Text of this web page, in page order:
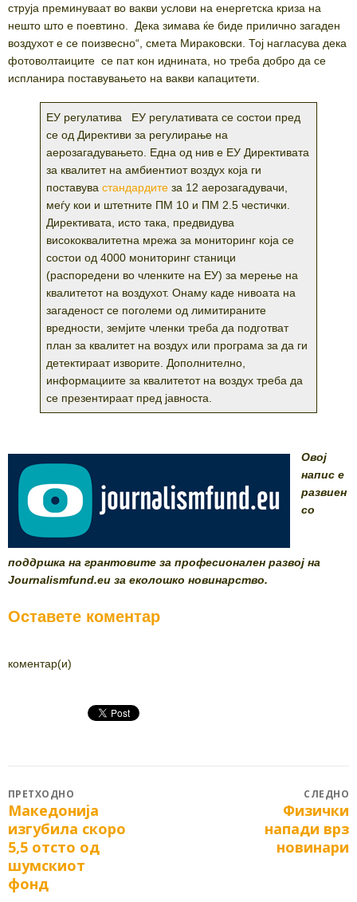
струја преминуваат во вакви услови на енергетска криза на
нешто што е поевтино. Дека зимава ќе биде прилично загаден
воздухот е се поизвесно“, смета Мираковски. Тој нагласува дека
фотоволтаиците се пат кон иднината, но треба добро да се
испланира поставувањето на вакви капацитети.
ЕУ регулатива ЕУ регулативата се состои пред
се од Директиви за регулирање на
аерозагадувањето. Една од нив е ЕУ Директивата
за квалитет на амбиентиот воздух која ги
поставува стандардите за 12 аерозагадувачи,
меѓу кои и штетните ПМ 10 и ПМ 2.5 честички.
Директивата, исто така, предвидува
висококвалитетна мрежа за мониторинг која се
состои од 4000 мониторинг станици
(распоредени во членките на ЕУ) за мерење на
квалитетот на воздухот. Онаму каде нивоата на
загаденост се поголеми од лимитираните
вредности, земјите членки треба да подготват
план за квалитет на воздух или програма за да ги
детектираат изворите. Дополнително,
информациите за квалитетот на воздух треба да
се презентираат пред јавноста.
Овој
напис е
развиен
со
поддршка на грантовите за професионален развој на
Journalismfund.eu за еколошко новинарство.
Оставете коментар
коментар(и)
Post
navigation
ПРЕТХОДНО
Previous
post:
Mакедонија
изгубила скоро
5,5 отсто од
шумскиот
фонд
СЛЕДНО
Физички
напади врз
новинари